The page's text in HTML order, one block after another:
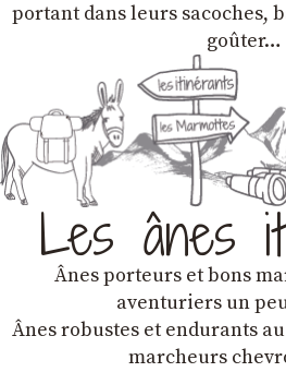
portant dans leurs sacoches,
goûter…
Les ânes
Ânes porteurs et bons
aventuriers un
Ânes robustes et endurants
marcheurs